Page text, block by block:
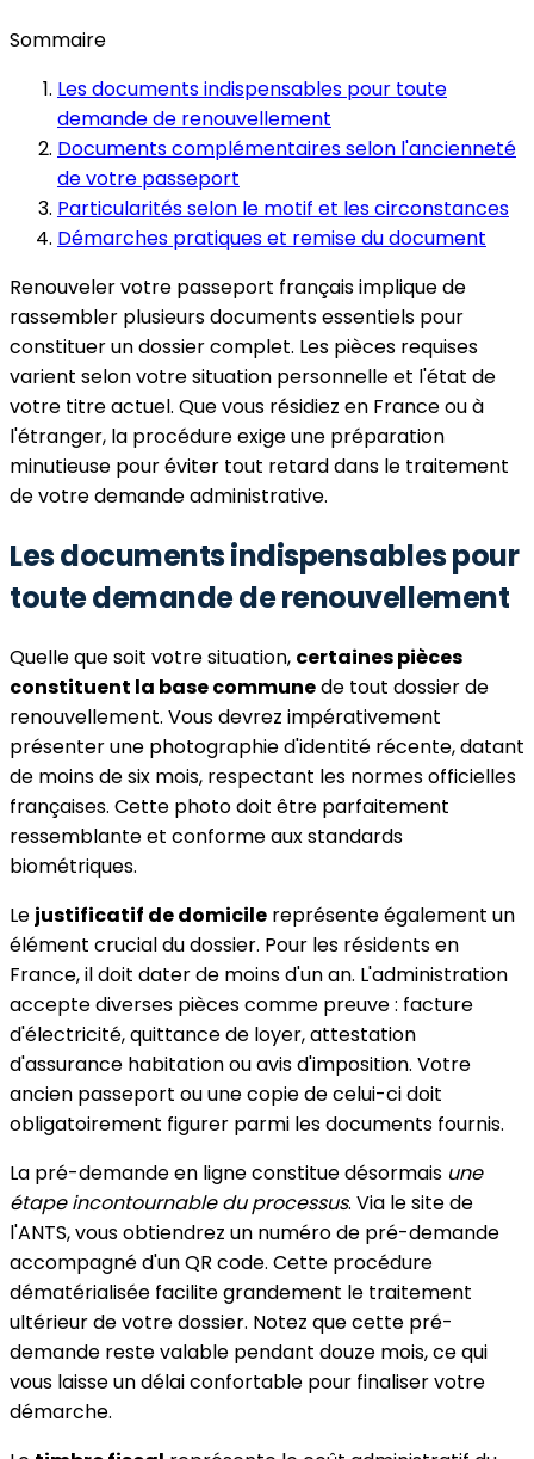
Sommaire
Les documents indispensables pour toute
demande de renouvellement
Documents complémentaires selon l'ancienneté
de votre passeport
Particularités selon le motif et les circonstances
Démarches pratiques et remise du document
Renouveler votre passeport français implique de
rassembler plusieurs documents essentiels pour
constituer un dossier complet. Les pièces requises
varient selon votre situation personnelle et l'état de
votre titre actuel. Que vous résidiez en France ou à
l'étranger, la procédure exige une préparation
minutieuse pour éviter tout retard dans le traitement
de votre demande administrative.
Les documents indispensables pour
toute demande de renouvellement
Quelle que soit votre situation, certaines pièces
constituent la base communede tout dossier de
renouvellement. Vous devrez impérativement
présenter une photographie d'identité récente, datant
de moins de six mois, respectant les normes officielles
françaises. Cette photo doit être parfaitement
ressemblante et conforme aux standards
biométriques.
Le justificatif de domicile représente également un
élément crucial du dossier. Pour les résidents en
France, il doit dater de moins d'un an. L'administration
accepte diverses pièces comme preuve : facture
d'électricité, quittance de loyer, attestation
d'assurance habitation ou avis d'imposition. Votre
ancien passeport ou une copie de celui-ci doit
obligatoirement figurer parmi les documents fournis.
La pré-demande en ligne constitue désormais une
étape incontournable du processus. Via le site de
l'ANTS, vous obtiendrez un numéro de pré-demande
accompagné d'un QR code. Cette procédure
dématérialisée facilite grandement le traitement
ultérieur de votre dossier. Notez que cette pré-
demande reste valable pendant douze mois, ce qui
vous laisse un délai confortable pour finaliser votre
démarche.